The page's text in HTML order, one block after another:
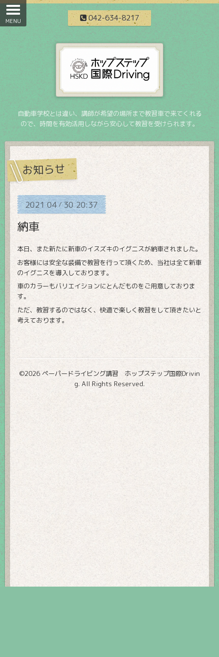
042-634-8217
自動車学校とは違い、講師が希望の場所まで教習車で来てくれる
ので、時間を有効活用しながら安心して教習を受けられます。
お知らせ
2021 04/30 20:37
納車
本日、また新たに新車のイスズキのイグニスが納車されました。
お客様には安全な装備で教習を行って頂くため、当社は全て新車
のイグニスを導入しております。
車のカラーもバリエイションにとんだものをご用意しておりま
す。
ただ、教習するのではなく、快適で楽しく教習をして頂きたいと
考えております。
©2026ペーパードライビング講習 ホップステップ国際Drivin
g. All Rights Reserved.